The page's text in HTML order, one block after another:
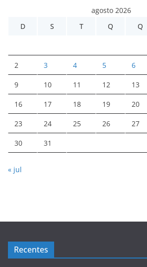
agosto 2026
D
S T Q Q
2 3 4 5 6
9 10 11 12 13
16 17 18 19 20
23 24 25 26 27
30 31
« jul
Recentes